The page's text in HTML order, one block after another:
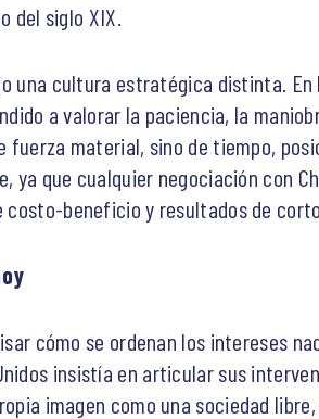
siglo XIX.
una cultura estratégica distinta.
a valorar la paciencia, la
fuerza material, sino de tiempo,
que cualquier negociación con
beneficio y resultados de
cómo se ordenan los intereses
insistía en articular sus
imagen como una sociedad